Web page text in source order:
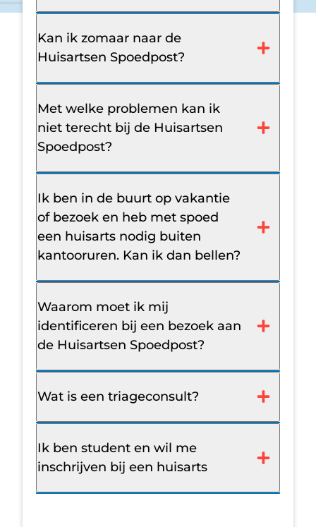
Kan ik zomaar naar de
Huisartsen Spoedpost?
Met welke problemen kan ik
niet terecht bij de Huisartsen
Spoedpost?
Ik ben in de buurt op vakantie
of bezoek en heb met spoed
een huisarts nodig buiten
kantooruren. Kan ik dan bellen?
Waarom moet ik mij
identificeren bij een bezoek aan
de Huisartsen Spoedpost?
Wat is een triageconsult?
Ik ben student en wil me
inschrijven bij een huisarts